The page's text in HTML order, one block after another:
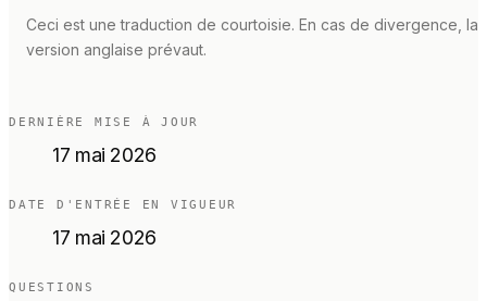
RESSOURCES
Calculatrices gratuites
Assistance
Sécurité des données
Ceci est une traduction de courtoisie. En cas de divergence, la
version anglaise prévaut.
DERNIÈRE MISE À JOUR
17 mai 2026
DATE D'ENTRÉE EN VIGUEUR
17 mai 2026
QUESTIONS